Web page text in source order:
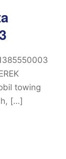
towing
[…]